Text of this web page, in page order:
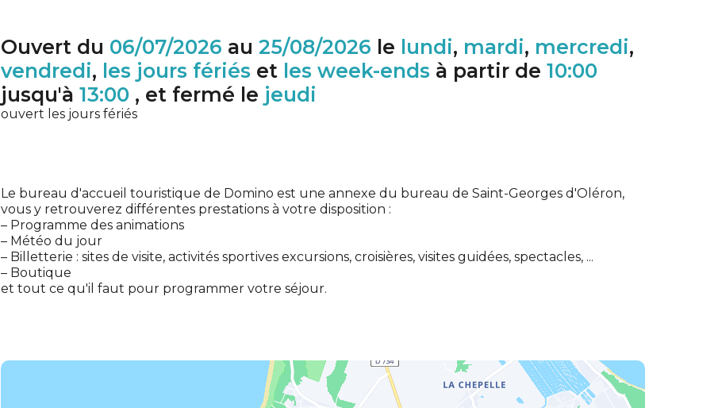
Ouvert du 06/07/2026 au 25/08/2026 le lundi, mardi, mercredi,
vendredi, les jours fériéset les week-endsà partir de 10:00
jusqu'à 13:00, et fermé le jeudi
ouvert les jours fériés
Le bureau d'accueil touristique de Domino est une annexe du bureau de Saint-Georges d'Oléron,
vous y retrouverez différentes prestations à votre disposition :
– Programme des animations
– Météo du jour
– Billetterie : sites de visite, activités sportives excursions, croisières, visites guidées, spectacles, ...
– Boutique
et tout ce qu'il faut pour programmer votre séjour.